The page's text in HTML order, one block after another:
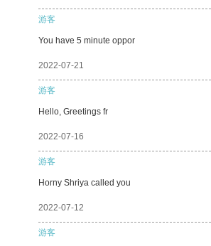
游客
You have 5 minute oppor
2022-07-21
游客
Hello, Greetings fr
2022-07-16
游客
Horny Shriya called you
2022-07-12
游客